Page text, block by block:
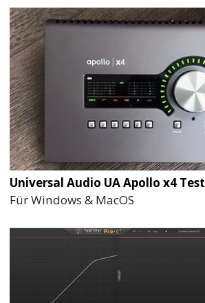
Universal Audio UA Apollo x4 Test
Für Windows & MacOS